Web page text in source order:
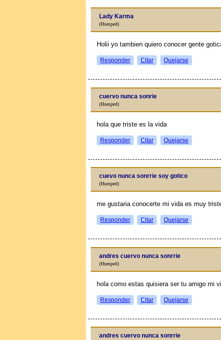
Lady Karma
(Huesped)
Holii yo tambien quiero conocer gente
Responder Citar Quejarse
cuervo nunca sonrie
(Huesped)
hola que triste es la vida
Responder Citar Quejarse
cuevo nunca sonrrie soy gotico
(Huesped)
me gustaria conocerte mi vida es muy
Responder Citar Quejarse
andres cuervo nunca sonrrie
(Huesped)
hola como estas quisiera ser tu amigo mi
Responder Citar Quejarse
andres cuervo nunca sonrrie